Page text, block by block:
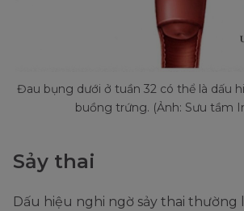
Đau bụng dưới ở tuần 32 có thể là dấu
buồng trứng. (Ảnh: Sưu tầm
Sảy thai
Dấu hiệu nghi ngờ sảy thai thường